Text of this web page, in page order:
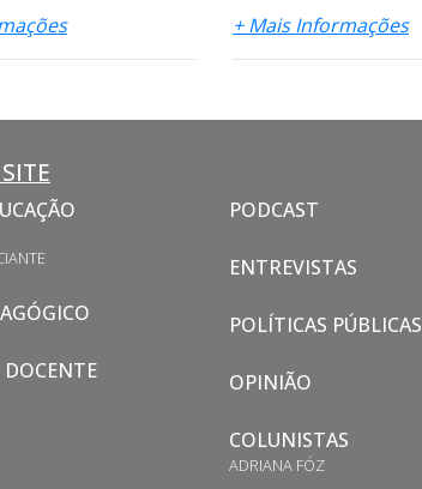
+ Mais Informações
PODCAST
ENTREVISTAS
POLÍTICAS PÚBLICAS
OPINIÃO
COLUNISTAS
ADRIANA FÓZ